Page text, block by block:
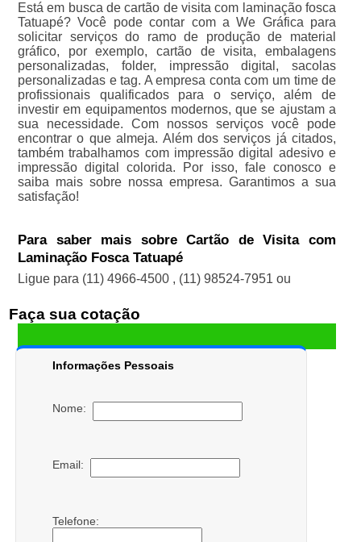
Está em busca de cartão de visita com laminação fosca
Tatuapé? Você pode contar com a We Gráfica para
solicitar serviços do ramo de produção de material
gráfico, por exemplo, cartão de visita, embalagens
personalizadas, folder, impressão digital, sacolas
personalizadas e tag. A empresa conta com um time de
profissionais qualificados para o serviço, além de
investir em equipamentos modernos, que se ajustam a
sua necessidade. Com nossos serviços você pode
encontrar o que almeja. Além dos serviços já citados,
também trabalhamos com impressão digital adesivo e
impressão digital colorida. Por isso, fale conosco e
saiba mais sobre nossa empresa. Garantimos a sua
satisfação!
Para saber mais sobre Cartão de Visita com
Laminação Fosca Tatuapé
Ligue para (11) 4966-4500 , (11) 98524-7951 ou
Faça sua cotação
Informações Pessoais
Nome:
Email:
Telefone: